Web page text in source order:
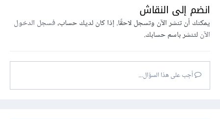
انضم إلى النقاش
يمكنك أن تنشر الآن وتسجل لاحقًا. إذا كان لديك حساب،فسجل الدخول
الآنلتنشر باسم حسابك.
أجب على هذا السؤال...